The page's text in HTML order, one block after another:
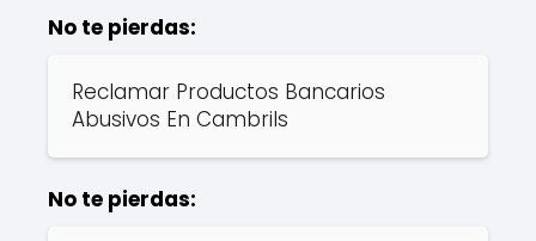
No te pierdas:
Reclamar Productos Bancarios
Abusivos En Cambrils
No te pierdas: